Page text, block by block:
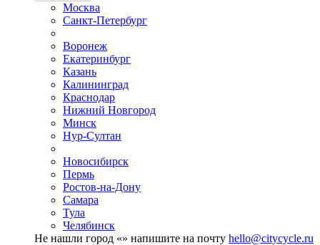
Москва
Санкт-Петербург
Воронеж
Екатеринбург
Казань
Калининград
Краснодар
Нижний Новгород
Минск
Нур-Султан
Новосибирск
Пермь
Ростов-на-Дону
Самара
Тула
Челябинск
Не нашли город «» напишите на почту hello@citycycle.ru